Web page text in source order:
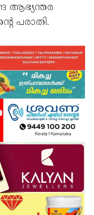
ആഭ്യന്തര
പരാതി.